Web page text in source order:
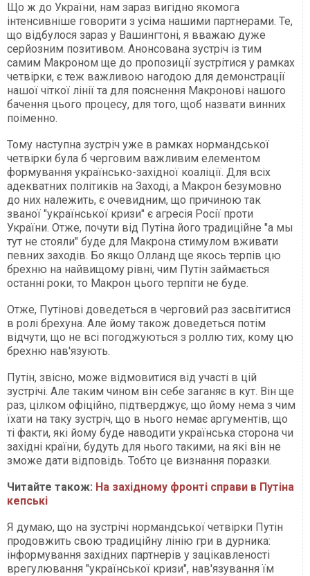
Що ж до України, нам зараз вигідно якомога
інтенсивніше говорити з усіма нашими партнерами. Те,
що відбулося зараз у Вашингтоні, я вважаю дуже
серйозним позитивом. Анонсована зустріч із тим
самим Макроном ще до пропозиції зустрітися у рамках
четвірки, є теж важливою нагодою для демонстрації
нашої чіткої лінії та для пояснення Макронові нашого
бачення цього процесу, для того, щоб назвати винних
поіменно.
Тому наступна зустріч уже в рамках нормандської
четвірки була б черговим важливим елементом
формування українсько-західної коаліції. Для всіх
адекватних політиків на Заході, а Макрон безумовно
до них належить, є очевидним, що причиною так
званої "української кризи" є агресія Росії проти
України. Отже, почути від Путіна його традиційне "а мы
тут не стояли" буде для Макрона стимулом вживати
певних заходів. Бо якщо Олланд ще якось терпів цю
брехню на найвищому рівні, чим Путін займається
останні роки, то Макрон цього терпіти не буде.
Отже, Путінові доведеться в черговий раз засвітитися
в ролі брехуна. Але йому також доведеться потім
відчути, що не всі погоджуються з роллю тих, кому цю
брехню нав'язують.
Путін, звісно, може відмовитися від участі в цій
зустрічі. Але таким чином він себе заганяє в кут. Він ще
раз, цілком офіційно, підтверджує, що йому нема з чим
їхати на таку зустріч, що в нього немає аргументів, що
ті факти, які йому буде наводити українська сторона чи
західні країни, будуть для нього такими, на які він не
зможе дати відповідь. Тобто це визнання поразки.
Читайте також: На західному фронті справи в Путіна
кепські
Я думаю, що на зустрічі нормандської четвірки Путін
продовжить свою традиційну лінію гри в дурника:
інформування західних партнерів у зацікавленості
врегулювання "української кризи", нав'язування їм